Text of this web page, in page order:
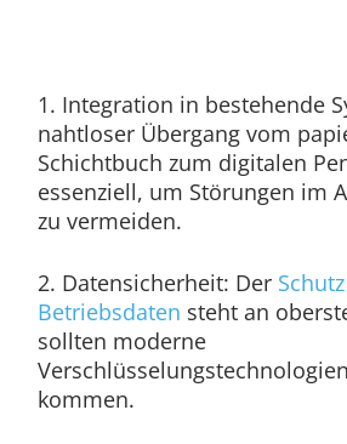
1. Integration in bestehende
nahtloser Übergang vom
Schichtbuch zum digitalen
essenziell, um Störungen im
zu vermeiden.
2. Datensicherheit: Der
Betriebsdaten steht an
sollten moderne
kommen.